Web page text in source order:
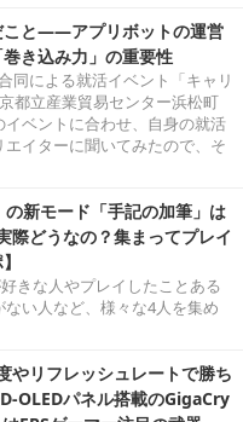
こと――アプリボットの運営
き込み力」の重要性
同による就活イベント「キャリ
都立産業貿易センター浜松町
ベントに合わせ、自身の就活
イターに聞いてみたので、そ
新モード「手記の加筆」は
どうなの？集まってプレイ
きな人やプレイしたことある
い人など、様々な4人を集め
やリフレッシュレートで勝ち
OLEDパネル搭載のGigaCry